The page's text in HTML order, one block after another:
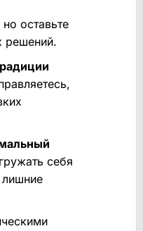
но оставьте
решений.
себя
лишние